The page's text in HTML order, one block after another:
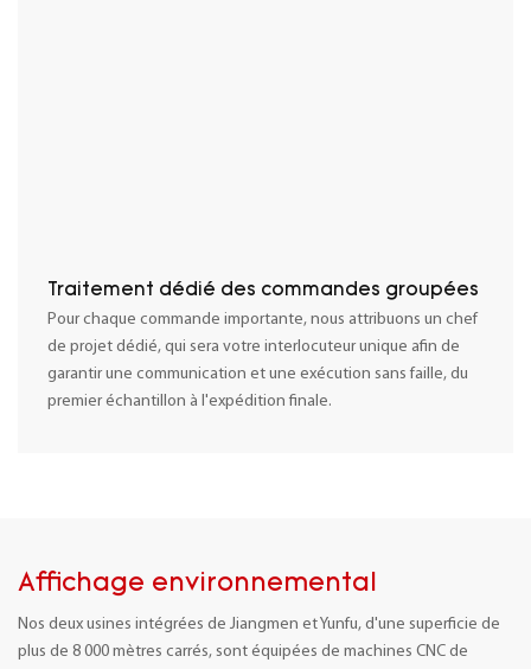
Traitement dédié des commandes groupées
Pour chaque commande importante, nous attribuons un chef
de projet dédié, qui sera votre interlocuteur unique afin de
garantir une communication et une exécution sans faille, du
premier échantillon à l'expédition finale.
Affichage environnemental
Nos deux usines intégrées de Jiangmen et Yunfu, d'une superficie de
plus de 8 000 mètres carrés, sont équipées de machines CNC de